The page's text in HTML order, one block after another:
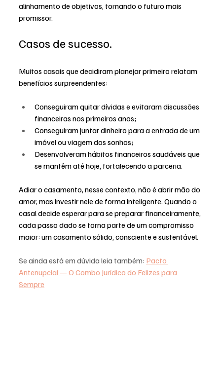
alinhamento de objetivos, tornando o futuro mais
promissor.
Casos de sucesso.
Muitos casais que decidiram planejar primeiro relatam
benefícios surpreendentes:
Conseguiram quitar dívidas e evitaram discussões
financeiras nos primeiros anos;
Conseguiram juntar dinheiro para a entrada de um
imóvel ou viagem dos sonhos;
Desenvolveram hábitos financeiros saudáveis que
se mantêm até hoje, fortalecendo a parceria.
Adiar o casamento, nesse contexto, não é abrir mão do
amor, mas investir nele de forma inteligente. Quando o
casal decide esperar para se preparar financeiramente,
cada passo dado se torna parte de um compromisso
maior: um casamento sólido, consciente e sustentável.
Se ainda está em dúvida leia também: Pacto
Antenupcial — O Combo Jurídico do Felizes para
Sempre